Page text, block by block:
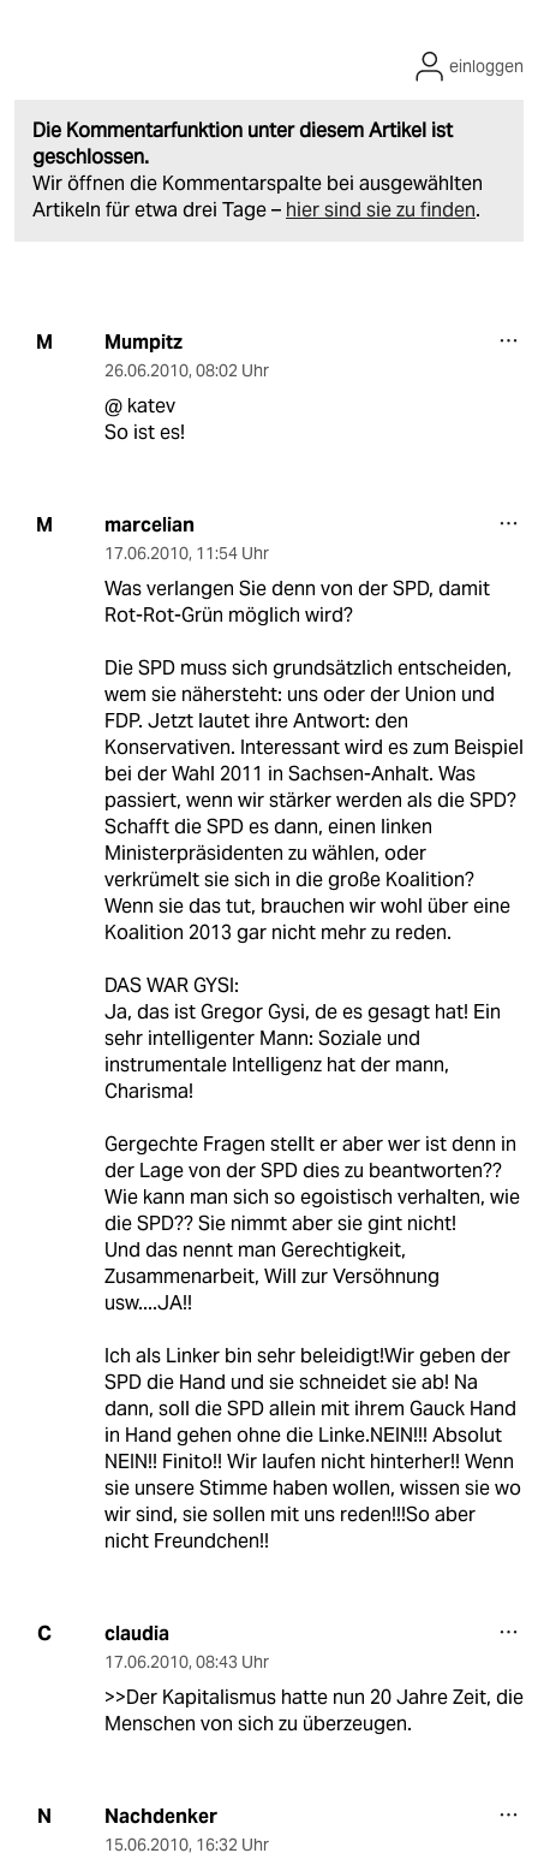
Die Kommentarfunktion unter diesem Artikel ist
geschlossen.
Wir öffnen die Kommentarspalte bei ausgewählten
Artikeln für etwa drei Tage – hier sind sie zu finden.
einloggen
M Mumpitz
26.06.2010, 08:02 Uhr
@ katev
So ist es!
M marcelian
17.06.2010, 11:54 Uhr
Was verlangen Sie denn von der SPD, damit
Rot-Rot-Grün möglich wird?
Die SPD muss sich grundsätzlich entscheiden,
wem sie nähersteht: uns oder der Union und
FDP. Jetzt lautet ihre Antwort: den
Konservativen. Interessant wird es zum Beispiel
bei der Wahl 2011 in Sachsen-Anhalt. Was
passiert, wenn wir stärker werden als die SPD?
Schafft die SPD es dann, einen linken
Ministerpräsidenten zu wählen, oder
verkrümelt sie sich in die große Koalition?
Wenn sie das tut, brauchen wir wohl über eine
Koalition 2013 gar nicht mehr zu reden.
DAS WAR GYSI:
Ja, das ist Gregor Gysi, de es gesagt hat! Ein
sehr intelligenter Mann: Soziale und
instrumentale Intelligenz hat der mann,
Charisma!
Gergechte Fragen stellt er aber wer ist denn in
der Lage von der SPD dies zu beantworten??
Wie kann man sich so egoistisch verhalten, wie
die SPD?? Sie nimmt aber sie gint nicht!
Und das nennt man Gerechtigkeit,
Zusammenarbeit, Will zur Versöhnung
usw....JA!!
Ich als Linker bin sehr beleidigt!Wir geben der
SPD die Hand und sie schneidet sie ab! Na
dann, soll die SPD allein mit ihrem Gauck Hand
in Hand gehen ohne die Linke.NEIN!!! Absolut
NEIN!! Finito!! Wir laufen nicht hinterher!! Wenn
sie unsere Stimme haben wollen, wissen sie wo
wir sind, sie sollen mit uns reden!!!So aber
nicht Freundchen!!
C claudia
17.06.2010, 08:43 Uhr
>>Der Kapitalismus hatte nun 20 Jahre Zeit, die
Menschen von sich zu überzeugen.
N Nachdenker
15.06.2010, 16:32 Uhr